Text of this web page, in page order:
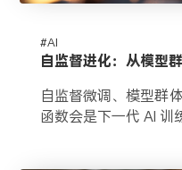
#AI
自监督进化：从模型
自监督微调、模型群
函数会是下一代 AI 训